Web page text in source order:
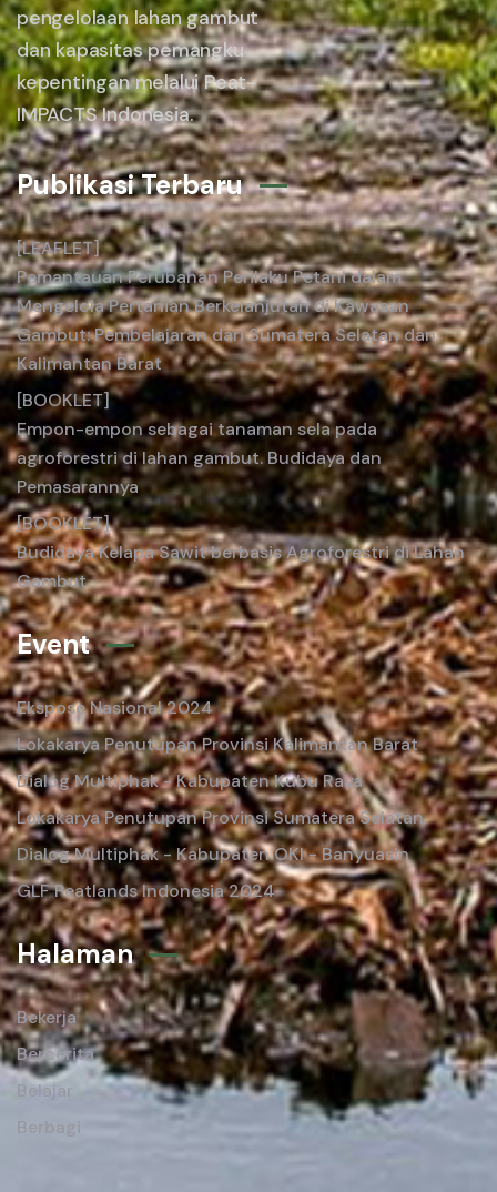
pengelolaan lahan gambut
dan kapasitas pemangku
kepentingan melalui Peat-
IMPACTS Indonesia.
Publikasi Terbaru
[LEAFLET]
Pemantauan Perubahan Perilaku Petani dalam
Mengelola Pertanian Berkelanjutan di Kawasan
Gambut: Pembelajaran dari Sumatera Selatan dan
Kalimantan Barat
[BOOKLET]
Empon-empon sebagai tanaman sela pada
agroforestri di lahan gambut. Budidaya dan
Pemasarannya
[BOOKLET]
Budidaya Kelapa Sawit berbasis Agroforestri di Lahan
Gambut
Event
Ekspose Nasional 2024
Lokakarya Penutupan Provinsi Kalimantan Barat
Dialog Multiphak - Kabupaten Kubu Raya
Lokakarya Penutupan Provinsi Sumatera Selatan
Dialog Multiphak - Kabupaten OKI - Banyuasin
GLF Peatlands Indonesia 2024
Halaman
Bekerja
Bercerita
Belajar
Berbagi